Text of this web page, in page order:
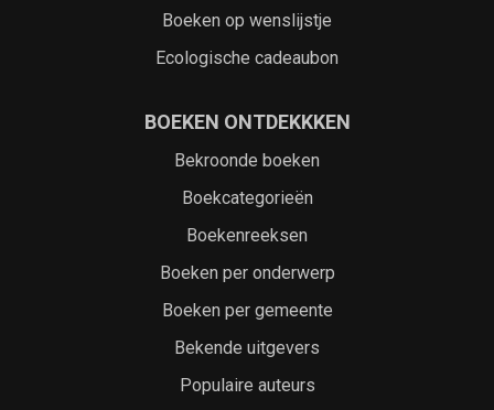
Boeken op wenslijstje
Ecologische cadeaubon
BOEKEN ONTDEKKKEN
Bekroonde boeken
Boekcategorieën
Boekenreeksen
Boeken per onderwerp
Boeken per gemeente
Bekende uitgevers
Populaire auteurs